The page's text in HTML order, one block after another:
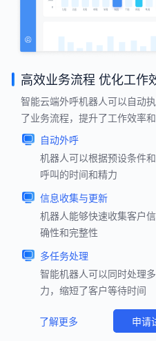
高效业务流程 优化工作
智能云端外呼机器人可以自动
了业务流程，提升了工作效率
自动外呼
机器人可以根据预设条件
呼叫的时间和精力
信息收集与更新
机器人能够快速收集客户
确性和完整性
多任务处理
智能机器人可以同时处理
力，缩短了客户等待时间
了解更多 申请